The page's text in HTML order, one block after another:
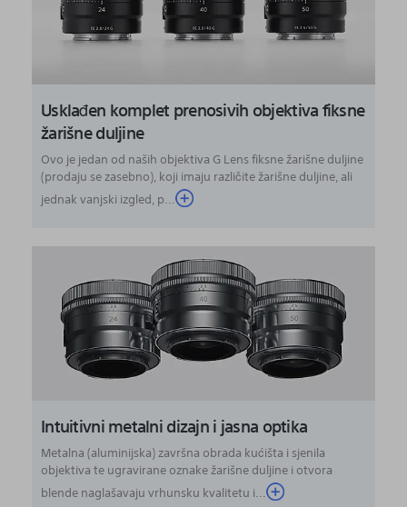
Usklađen komplet prenosivih objektiva fiksne
žarišne duljine
Ovo je jedan od naših objektiva G Lens fiksne žarišne duljine
(prodaju se zasebno), koji imaju različite žarišne duljine, ali
jednak vanjski izgled, p...
Intuitivni metalni dizajn i jasna optika
Metalna (aluminijska) završna obrada kućišta i sjenila
objektiva te ugravirane oznake žarišne duljine i otvora
blende naglašavaju vrhunsku kvalitetu i...